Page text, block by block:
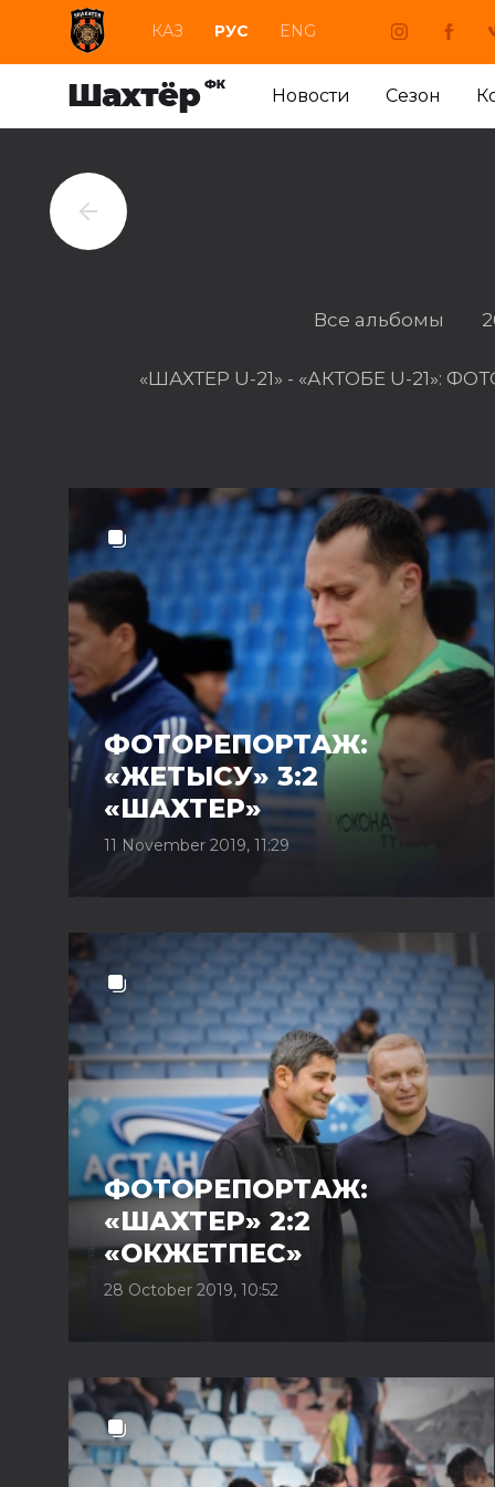
КАЗ РУС ENG
Новости Сезон
Все альбомы
«ШАХТЕР U-21» - «АКТОБЕ U-21»:
ФОТОРЕПОРТАЖ:
«ЖЕТЫСУ» 3:2
«ШАХТЕР»
11 November 2019, 11:29
ФОТОРЕПОРТАЖ:
«ШАХТЕР» 2:2
«ОКЖЕТПЕС»
28 October 2019, 10:52